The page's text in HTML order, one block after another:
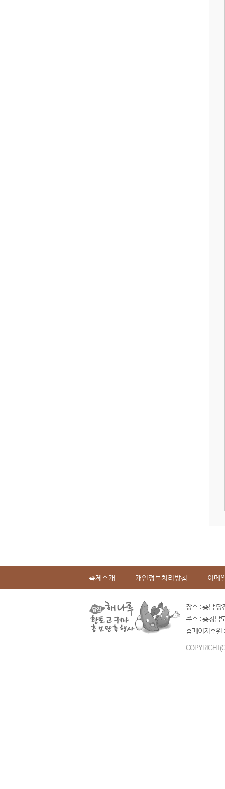
축제소개 개인정보처리방침 이메
장소 : 충남 당
주소 : 충청남
홈페이지후원